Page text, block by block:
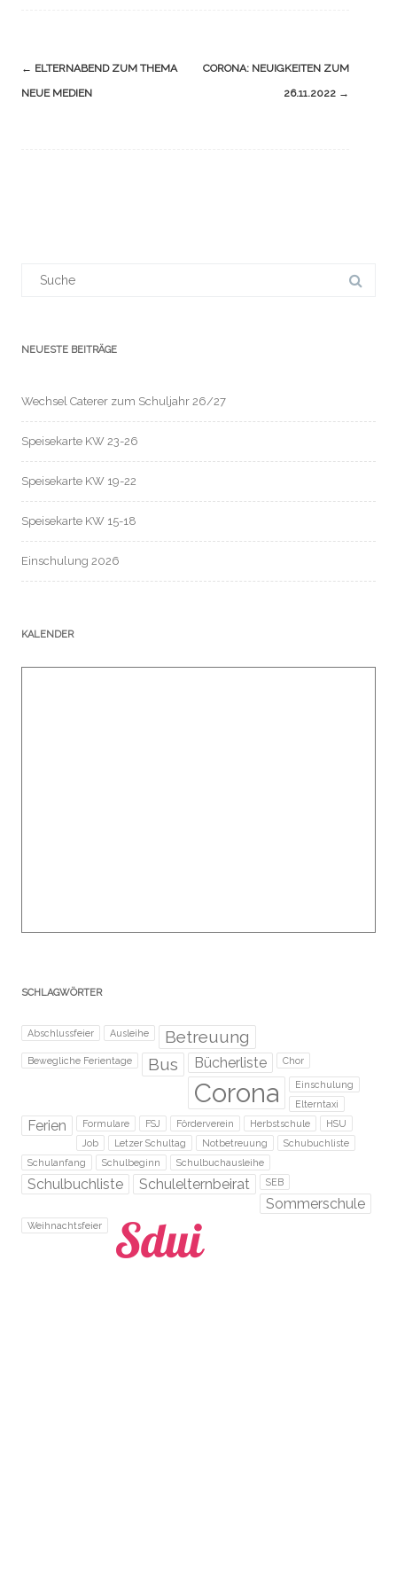
Navigation
(Beiträge)
← ELTERNABEND ZUM THEMA
NEUE MEDIEN
CORONA: NEUIGKEITEN ZUM
26.11.2022 →
NEUESTE BEITRÄGE
Wechsel Caterer zum Schuljahr 26/27
Speisekarte KW 23-26
Speisekarte KW 19-22
Speisekarte KW 15-18
Einschulung 2026
KALENDER
SCHLAGWÖRTER
Abschlussfeier Ausleihe Betreuung
Bewegliche Ferientage Bus Bücherliste Chor
Corona
Einschulung
Elterntaxi
Ferien Formulare FSJ Förderverein Herbstschule
HSU
Job
Letzer Schultag Notbetreuung
Schubuchliste
Schulanfang
Schulbeginn Schulbuchausleihe
Schulbuchliste Schulelternbeirat SEB
Sommerschule
Weihnachtsfeier